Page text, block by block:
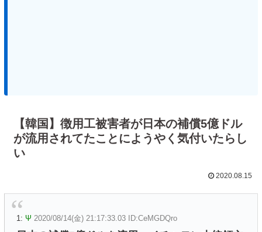
【韓国】徴用工被害者が日本の補償5億ドル
が流用されてたことにようやく気付いたらし
い
2020.08.15
1: Ψ 2020/08/14(金) 21:17:33.03 ID:CeMGDQro